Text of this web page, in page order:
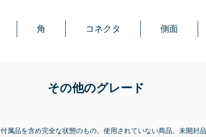
角 コネクタ 側面
その他のグレード
付属品を含め完全な状態のもの。使用されていない商品。未開封